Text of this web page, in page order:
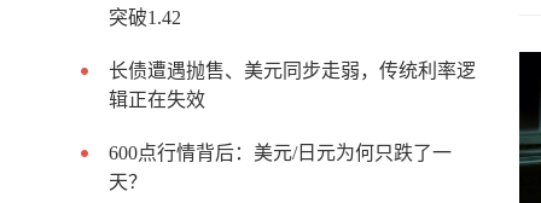
突破1.42
长债遭遇抛售、美元同步走弱，传统利率逻
辑正在失效
600点行情背后：美元/日元为何只跌了一
天？